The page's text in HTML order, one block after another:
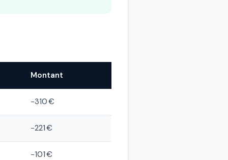
Montant
−310 €
−221 €
−101 €